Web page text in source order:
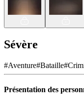
Sévère
#Aventure#Bataille#
Présentation des